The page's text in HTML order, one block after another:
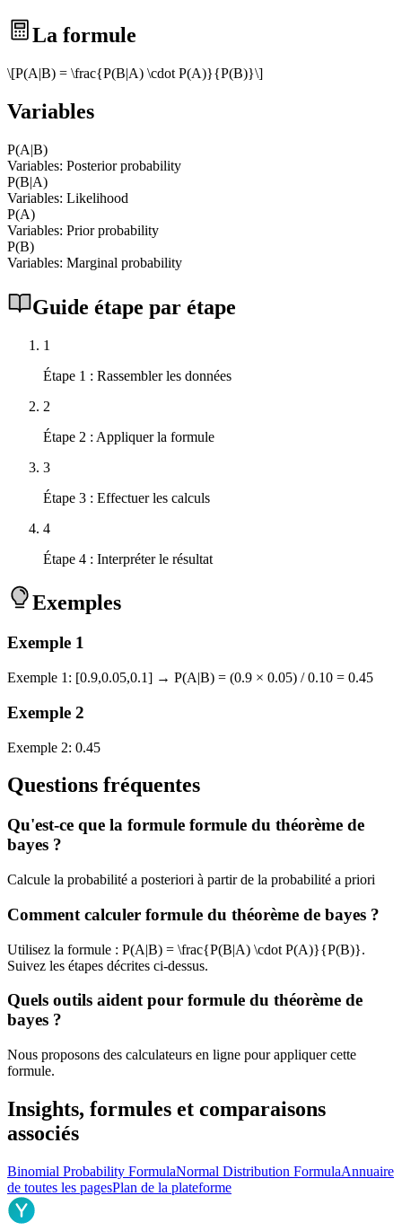
La formule
\[P(A|B) = \frac{P(B|A) \cdot P(A)}{P(B)}\]
Variables
P(A|B)
Variables: Posterior probability
P(B|A)
Variables: Likelihood
P(A)
Variables: Prior probability
P(B)
Variables: Marginal probability
Guide étape par étape
1
Étape 1 : Rassembler les données
2
Étape 2 : Appliquer la formule
3
Étape 3 : Effectuer les calculs
4
Étape 4 : Interpréter le résultat
Exemples
Exemple 1
Exemple 1: [0.9,0.05,0.1] → P(A|B) = (0.9 × 0.05) / 0.10 = 0.45
Exemple 2
Exemple 2: 0.45
Questions fréquentes
Qu'est-ce que la formule formule du théorème de
bayes ?
Calcule la probabilité a posteriori à partir de la probabilité a priori
Comment calculer formule du théorème de bayes ?
Utilisez la formule : P(A|B) = \frac{P(B|A) \cdot P(A)}{P(B)}.
Suivez les étapes décrites ci-dessus.
Quels outils aident pour formule du théorème de
bayes ?
Nous proposons des calculateurs en ligne pour appliquer cette
formule.
Insights, formules et comparaisons
associés
Binomial Probability FormulaNormal Distribution FormulaAnnuaire
de toutes les pagesPlan de la plateforme